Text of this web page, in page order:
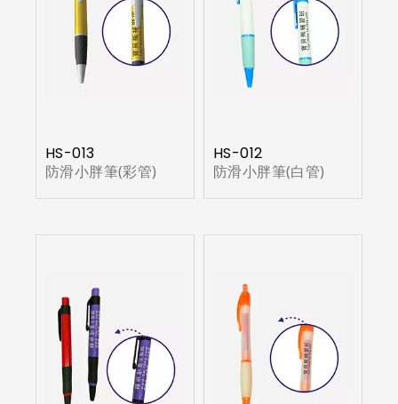
HS-013
防滑小胖筆(彩管)
HS-012
防滑小胖筆(白管)